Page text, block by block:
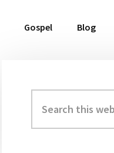
Gospel Blog
Primary
Sidebar
this
website